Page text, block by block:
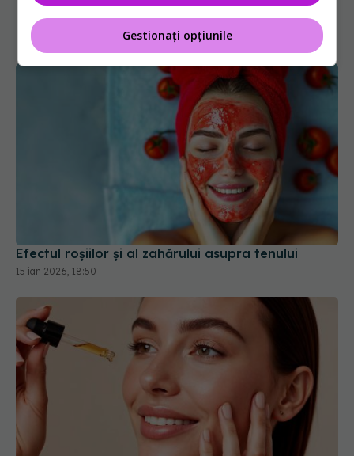
Efectul roșiilor și al zahărului asupra tenului
Ce este uleiul de tamanu, noua obsesie de
frumusețe: beneficii și efecte adverse
Gestionați opțiunile